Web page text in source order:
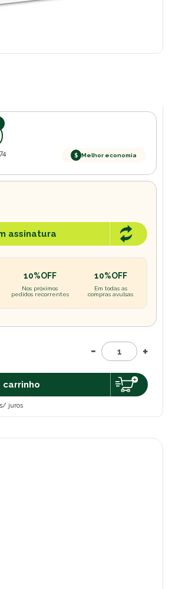
$ Melhor economia
carrinho
juros
assinatura
10%OFF
Nos próximos
pedidos recorrentes
10%OFF
Em todas as
compras avulsas